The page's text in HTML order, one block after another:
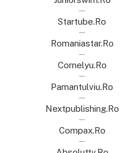
Startube.ro
Romaniastar.ro
Cornelyu.ro
Pamantulviu.ro
Nextpublishing.ro
Compax.ro